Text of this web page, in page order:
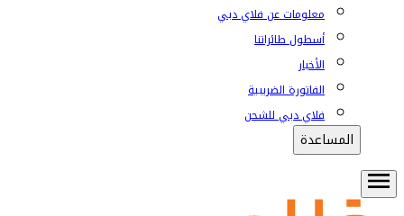
معلومات عن فلاي دبي
أسطول طائراتنا
الأخبار
الفاتورة الضريبية
فلاي دبي للشحن
المساعدة